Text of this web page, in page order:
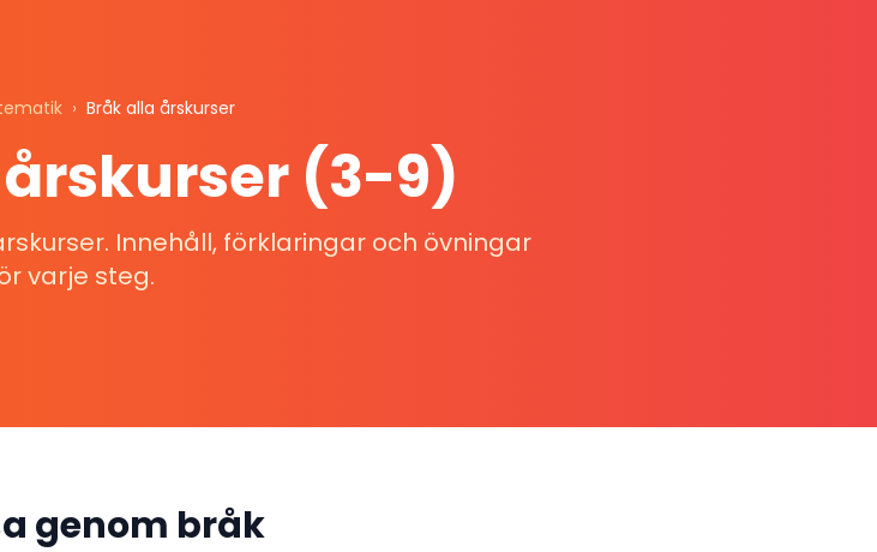
› Bråk alla årskurser
(3-9)
Innehåll, förklaringar och övningar
varje steg.
genom bråk